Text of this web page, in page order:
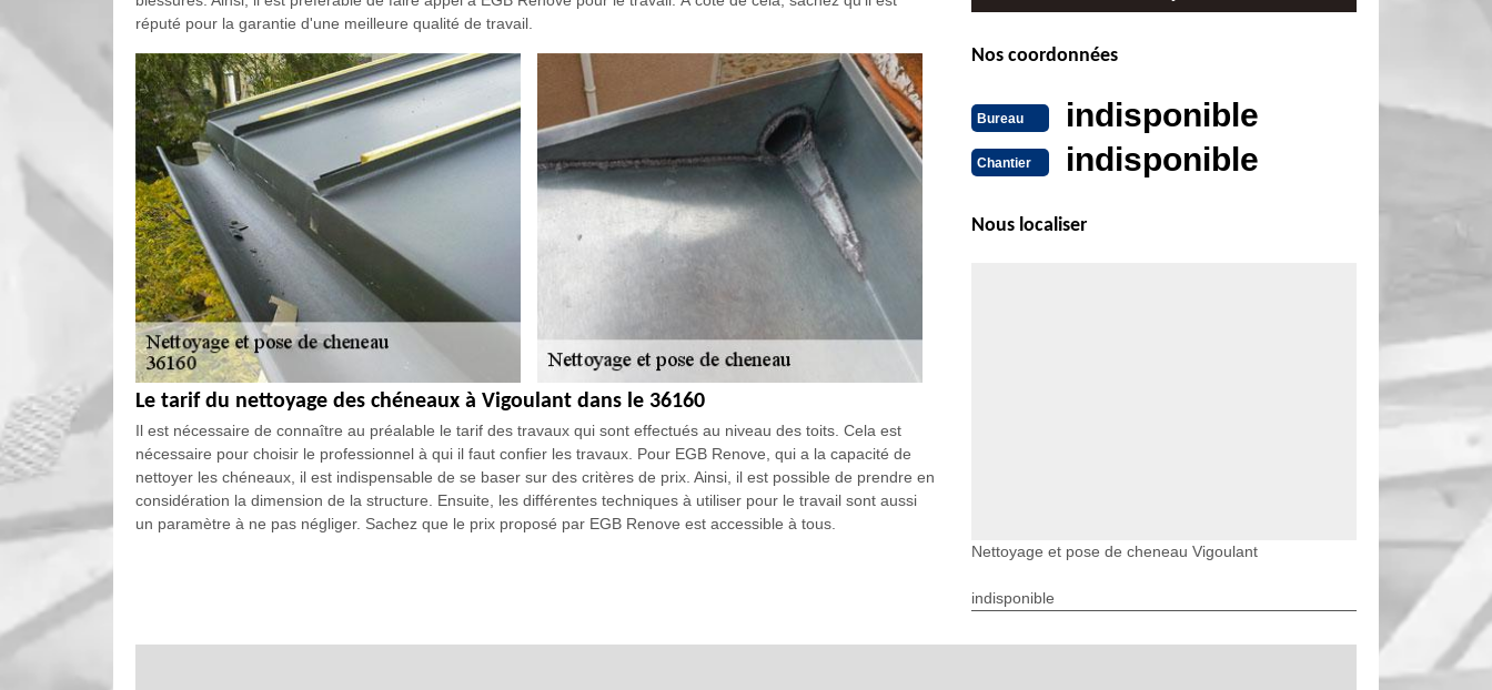
réputé pour la garantie d'une meilleure qualité de travail.
Le tarif du nettoyage des chéneaux à Vigoulant dans le 36160
Il est nécessaire de connaître au préalable le tarif des travaux qui sont effectués au niveau des toits. Cela est
nécessaire pour choisir le professionnel à qui il faut confier les travaux. Pour EGB Renove, qui a la capacité de
nettoyer les chéneaux, il est indispensable de se baser sur des critères de prix. Ainsi, il est possible de prendre en
considération la dimension de la structure. Ensuite, les différentes techniques à utiliser pour le travail sont aussi
un paramètre à ne pas négliger. Sachez que le prix proposé par EGB Renove est accessible à tous.
avez la possibilité de demander à EGB Renove pour les opérations. Sachez qu'il dispose des matériels
Nos coordonnées
Bureau indisponible
Chantier indisponible
Nous localiser
Nettoyage et pose de cheneau Vigoulant
indisponible